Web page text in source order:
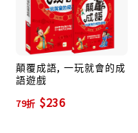
顛覆成語, 一玩就會的成
語遊戲
79折 $236